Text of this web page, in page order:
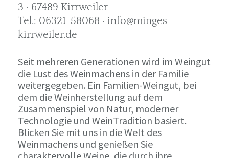
3 · 67489 Kirrweiler
Tel.: 06321-58068 · info@minges-
kirrweiler.de
Seit mehreren Generationen wird im Weingut
die Lust des Weinmachens in der Familie
weitergegeben. Ein Familien-Weingut, bei
dem die Weinherstellung auf dem
Zusammenspiel von Natur, moderner
Technologie und WeinTradition basiert.
Blicken Sie mit uns in die Welt des
Weinmachens und genießen Sie